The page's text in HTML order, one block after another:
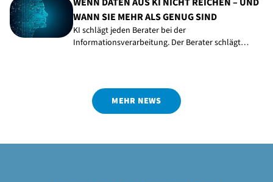
WANN SIE MEHR ALS GENUG SIND
KI schlägt jeden Berater bei der
Informationsverarbeitung. Der Berater schlägt…
MEHR NEWS